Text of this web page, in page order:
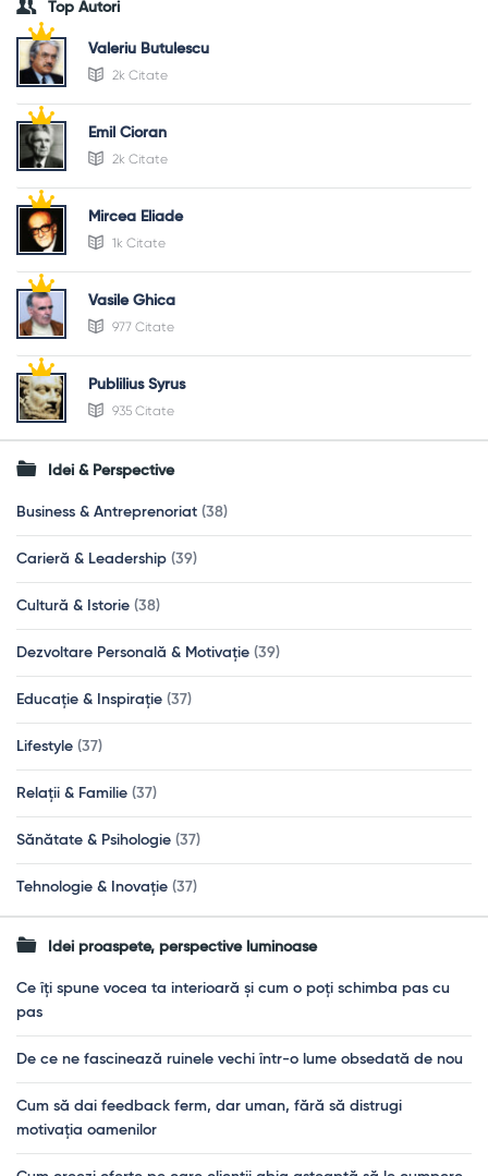
Top Autori
Valeriu Butulescu
2k Citate
Emil Cioran
2k Citate
Mircea Eliade
1k Citate
Vasile Ghica
977 Citate
Publilius Syrus
935 Citate
Idei & Perspective
Business & Antreprenoriat (38)
Carieră & Leadership (39)
Cultură & Istorie (38)
Dezvoltare Personală & Motivație (39)
Educație & Inspirație (37)
Lifestyle (37)
Relații & Familie (37)
Sănătate & Psihologie (37)
Tehnologie & Inovație (37)
Idei proaspete, perspective luminoase
Ce îți spune vocea ta interioară și cum o poți schimba pas cu
pas
De ce ne fascinează ruinele vechi într-o lume obsedată de nou
Cum să dai feedback ferm, dar uman, fără să distrugi
motivația oamenilor